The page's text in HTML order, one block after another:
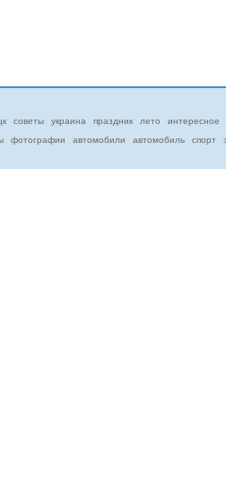
советы украина праздник лето интересное
фотографии автомобили автомобиль спорт